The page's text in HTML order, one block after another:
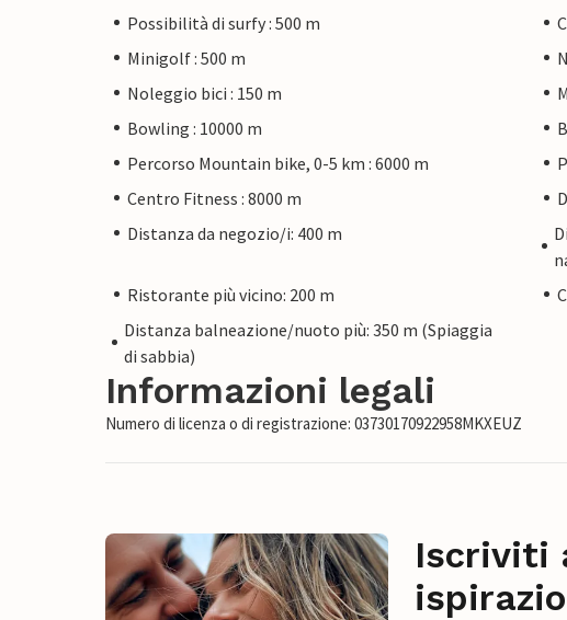
Possibilità di surfy : 500 m
Minigolf : 500 m
Noleggio bici : 150 m
Bowling : 10000 m
Percorso Mountain bike, 0-5 km : 6000 m
Centro Fitness : 8000 m
Distanza da negozio/i: 400 m
Ristorante più vicino: 200 m
Distanza balneazione/nuoto più: 350 m (Spiaggia
di sabbia)
Informazioni legali
Numero di licenza o di registrazione: 03730170922958MKXEUZ
Iscriviti